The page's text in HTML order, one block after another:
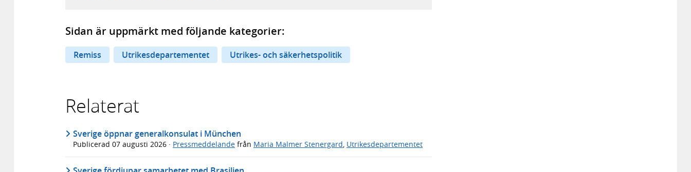
Sidan är uppmärkt med följande kategorier:
Remiss Utrikesdepartementet Utrikes- och säkerhetspolitik
Relaterat
Sverige öppnar generalkonsulat i München
Publicerad 07 augusti 2026 · Pressmeddelande från Maria Malmer Stenergard Utrikesdepartementet